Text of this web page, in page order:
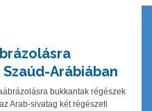
Arábiában
bukkantak régészek
Arab-sivatag két régészeti